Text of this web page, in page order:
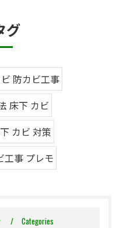
グ
防カビ工事
床下 カビ
カビ 対策
工事 プレモ
Categories